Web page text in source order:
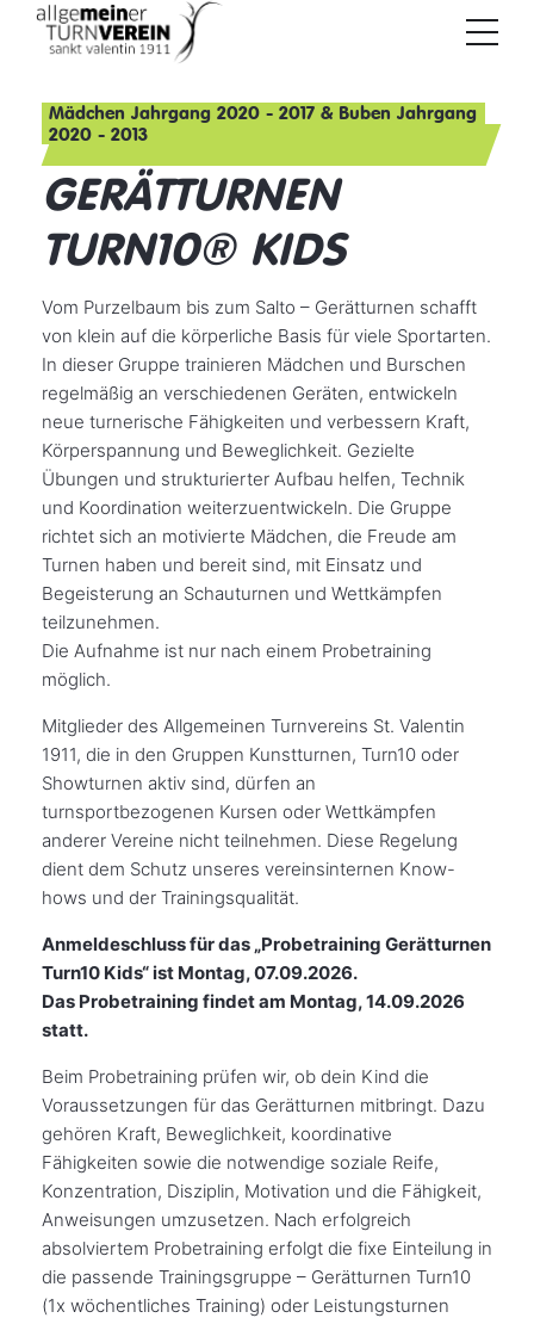
Mädchen Jahrgang 2020 - 2017 & Buben Jahrgang
2020 - 2013
GERÄTTURNEN
TURN10® KIDS
Vom Purzelbaum bis zum Salto – Gerätturnen schafft
von klein auf die körperliche Basis für viele Sportarten.
In dieser Gruppe trainieren Mädchen und Burschen
regelmäßig an verschiedenen Geräten, entwickeln
neue turnerische Fähigkeiten und verbessern Kraft,
Körperspannung und Beweglichkeit. Gezielte
Übungen und strukturierter Aufbau helfen, Technik
und Koordination weiterzuentwickeln. Die Gruppe
richtet sich an motivierte Mädchen, die Freude am
Turnen haben und bereit sind, mit Einsatz und
Begeisterung an Schauturnen und Wettkämpfen
teilzunehmen.
Die Aufnahme ist nur nach einem Probetraining
möglich.
Mitglieder des Allgemeinen Turnvereins St. Valentin
1911, die in den Gruppen Kunstturnen, Turn10 oder
Showturnen aktiv sind, dürfen an
turnsportbezogenen Kursen oder Wettkämpfen
anderer Vereine nicht teilnehmen. Diese Regelung
dient dem Schutz unseres vereinsinternen Know-
hows und der Trainingsqualität.
Anmeldeschluss für das „Probetraining Gerätturnen
Turn10 Kids“ ist Montag, 07.09.2026.
Das Probetraining findet am Montag, 14.09.2026
statt.
Beim Probetraining prüfen wir, ob dein Kind die
Voraussetzungen für das Gerätturnen mitbringt. Dazu
gehören Kraft, Beweglichkeit, koordinative
Fähigkeiten sowie die notwendige soziale Reife,
Konzentration, Disziplin, Motivation und die Fähigkeit,
Anweisungen umzusetzen. Nach erfolgreich
absolviertem Probetraining erfolgt die fixe Einteilung in
die passende Trainingsgruppe – Gerätturnen Turn10
(1x wöchentliches Training) oder Leistungsturnen